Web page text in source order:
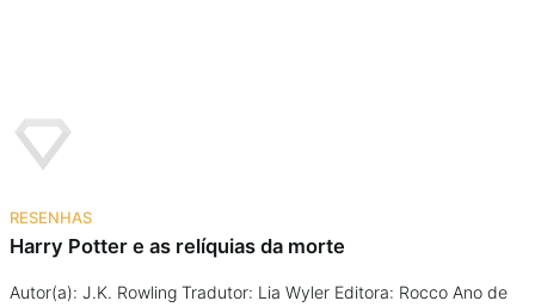
Na família
Colunas
RESENHAS
Harry Potter e as relíquias da morte
Autor(a): J.K. Rowling Tradutor: Lia Wyler Editora: Rocco Ano de